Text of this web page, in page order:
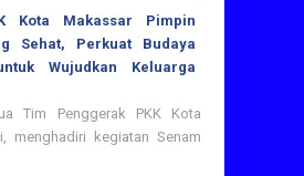
Kota Makassar Pimpin
Sehat, Perkuat Budaya
Wujudkan Keluarga
Tim Penggerak PKK Kota
menghadiri kegiatan Senam